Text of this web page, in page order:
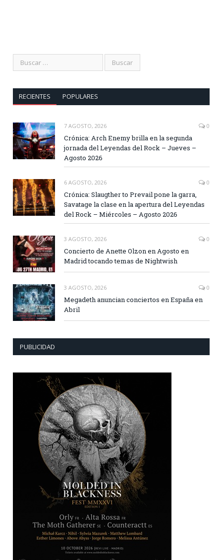
RECIENTES POPULARES
7 AGOSTO, 2026 0
Crónica: Arch Enemy brilla en la segunda
jornada del Leyendas del Rock – Jueves –
Agosto 2026
6 AGOSTO, 2026 0
Crónica: Slaugther to Prevail pone la garra,
Savatage la clase en la apertura del Leyendas
del Rock – Miércoles – Agosto 2026
3 AGOSTO, 2026 0
Concierto de Anette Olzon en Agosto en
Madrid tocando temas de Nightwish
3 AGOSTO, 2026 0
Megadeth anuncian conciertos en España en
Abril
PUBLICIDAD